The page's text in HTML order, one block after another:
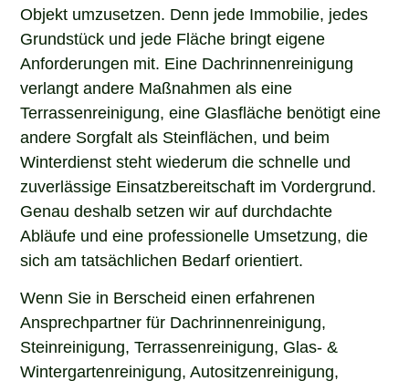
Objekt umzusetzen. Denn jede Immobilie, jedes
Grundstück und jede Fläche bringt eigene
Anforderungen mit. Eine Dachrinnenreinigung
verlangt andere Maßnahmen als eine
Terrassenreinigung, eine Glasfläche benötigt eine
andere Sorgfalt als Steinflächen, und beim
Winterdienst steht wiederum die schnelle und
zuverlässige Einsatzbereitschaft im Vordergrund.
Genau deshalb setzen wir auf durchdachte
Abläufe und eine professionelle Umsetzung, die
sich am tatsächlichen Bedarf orientiert.
Wenn Sie in Berscheid einen erfahrenen
Ansprechpartner für Dachrinnenreinigung,
Steinreinigung, Terrassenreinigung, Glas- &
Wintergartenreinigung, Autositzenreinigung,